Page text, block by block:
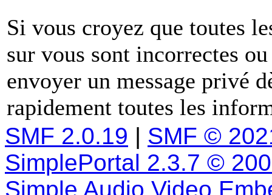
Si vous croyez que toutes
sur vous sont incorrectes
envoyer un message privé
rapidement toutes les
SMF 2.0.19 | SMF ©
SimplePortal 2.3.7 ©
Simple Audio Video